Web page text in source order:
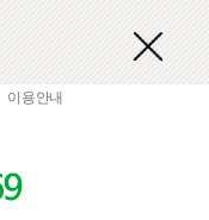
이용안내